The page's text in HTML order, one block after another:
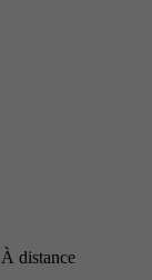
À distance